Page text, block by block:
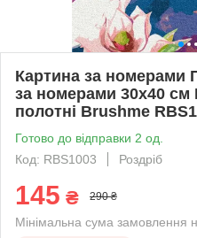
Картина за номерами
за номерами 30х40 см
полотні Brushme
Готово до відправки 2 од.
Код: RBS1003
Роздріб
145 ₴ 290 ₴
Мінімальна сума замовлення